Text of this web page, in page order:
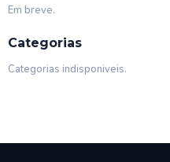
Em breve.
Categorias
Categorias indisponiveis.